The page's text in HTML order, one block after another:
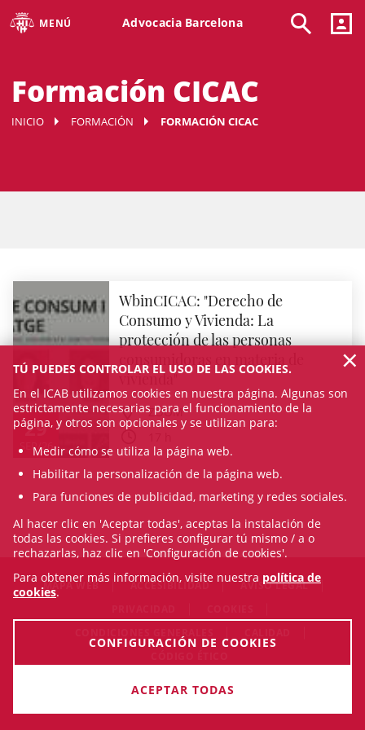
MENÚ Advocacia Barcelona
Formación CICAC
INICIO FORMACIÓN FORMACIÓN CICAC
29
SEP/26
WbinCICAC: "Derecho de
Consumo y Vivienda: La
protección de las personas
vivienda"
ZOOM
MAPA WEB ACCESIBILIDAD
AVISO LEGAL
© Sat Aug 08 01:37:31 CEST 2026 Il·lustre Col·legi de l'Advocacia
TÚ PUEDES CONTROLAR EL USO DE LAS COOKIES.
En el ICAB utilizamos cookies en nuestra página. Algunas son
estrictamente necesarias para el funcionamiento de la
página, y otros son opcionales y se utilizan para:
Medir cómo se utiliza la página web.
Habilitar la personalización de la página web.
Para funciones de publicidad, marketing y redes sociales.
Al hacer clic en 'Aceptar todas', aceptas la instalación de
todas las cookies. Si prefieres configurar tú mismo / a o
rechazarlas, haz clic en 'Configuración de cookies'.
Para obtener más información, visite nuestra política de
cookies.
CONFIGURACIÓN DE COOKIES
ACEPTAR TODAS
×